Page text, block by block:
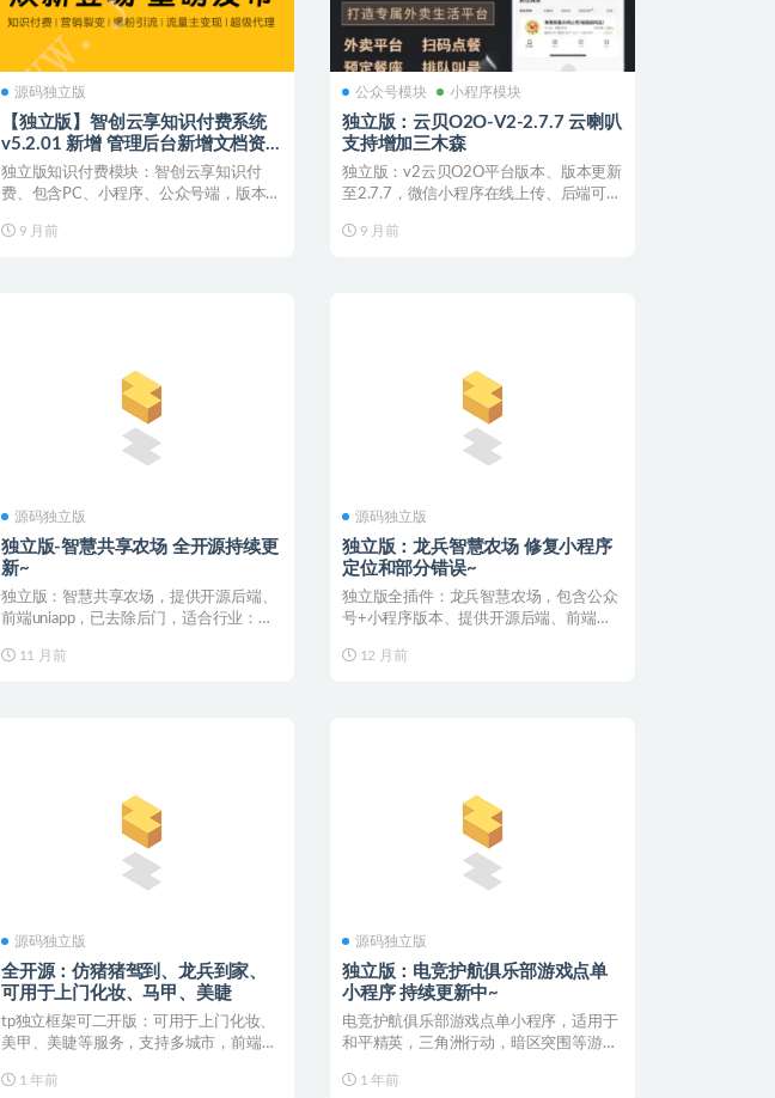
源码独立版
【独立版】智创云享知识付费系统
v5.2.01 新增 管理后台新增文档资
源批量上传功能
独立版知识付费模块：智创云享知识付
费、包含PC、小程序、公众号端，版本更
9 月前
公众号模块 小程序模块
独立版：云贝O2O-V2-2.7.7 云喇叭
支持增加三木森
独立版：v2云贝O2O平台版本、版本更新
至2.7.7，微信小程序在线上传、后端可开
9 月前
源码独立版
独立版-智慧共享农场 全开源持续更
新~
独立版：智慧共享农场，提供开源后端、
前端uniapp，已去除后门，适合行业：乡
11 月前
源码独立版
独立版：龙兵智慧农场 修复小程序
定位和部分错误~
独立版全插件：龙兵智慧农场，包含公众
号+小程序版本、提供开源后端、前端
12 月前
源码独立版
全开源：仿猪猪驾到、龙兵到家、
可用于上门化妆、马甲、美睫
tp独立框架可二开版：可用于上门化妆、
美甲、美睫等服务，支持多城市，前端
1 年前
源码独立版
独立版：电竞护航俱乐部游戏点单
小程序 持续更新中~
电竞护航俱乐部游戏点单小程序，适用于
和平精英，三角洲行动，暗区突围等游戏
1 年前